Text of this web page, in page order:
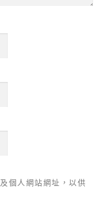
個人網站網址，以供